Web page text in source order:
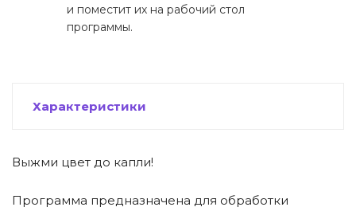
и поместит их на рабочий стол
программы.
Характеристики
Выжми цвет до капли!
Программа предназначена для обработки